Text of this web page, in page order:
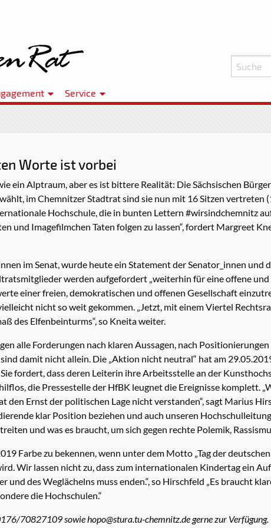
Service
Worte ist vorbei
ein Alptraum, aber es ist bittere Realität: Die Sächsischen
im Chemnitzer Stadtrat sind sie nun mit 16 Sitzen vertreten
Hochschule, die in bunten Lettern #wirsindchemnitz
und Imagefilmchen Taten folgen zu lassen“, fordert Margreet
im Senat, wurde heute ein Statement der Senator_innen und
werden aufgefordert „weiterhin für eine offene
einer freien, demokratischen und offenen Gesellschaft
nicht so weit gekommen. „Jetzt, mit einem Viertel
des Elfenbeinturms“, so Kneita weiter.
alle Forderungen nach klaren Aussagen, nach
damit nicht allein. Die „Aktion nicht neutral“ hat am
fordert, dass deren Leiterin ihre Arbeitsstelle an der
die Pressestelle der HfBK leugnet die Ereignisse komplett.
den Ernst der politischen Lage nicht verstanden“, sagt Marius
klar Position beziehen und auch unseren
und was es braucht, um sich gegen rechte Polemik,
Farbe zu bekennen, wenn unter dem Motto „Tag der
Wir lassen nicht zu, dass zum internationalen Kindertag ein
des Weglächelns muss enden.“, so Hirschfeld „Es braucht
die Hochschulen.“
70827109 sowie hopo@stura.tu-chemnitz.de gerne zur Verfügung.